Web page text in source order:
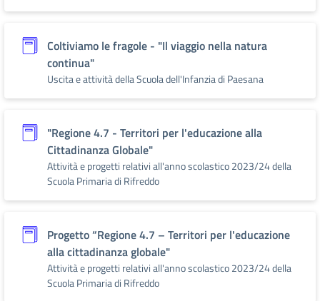
Coltiviamo le fragole - "Il viaggio nella natura
continua"
Uscita e attività della Scuola dell'Infanzia di Paesana
"Regione 4.7 - Territori per l'educazione alla
Cittadinanza Globale"
Attività e progetti relativi all'anno scolastico 2023/24 della
Scuola Primaria di Rifreddo
Progetto “Regione 4.7 – Territori per l'educazione
alla cittadinanza globale"
Attività e progetti relativi all'anno scolastico 2023/24 della
Scuola Primaria di Rifreddo